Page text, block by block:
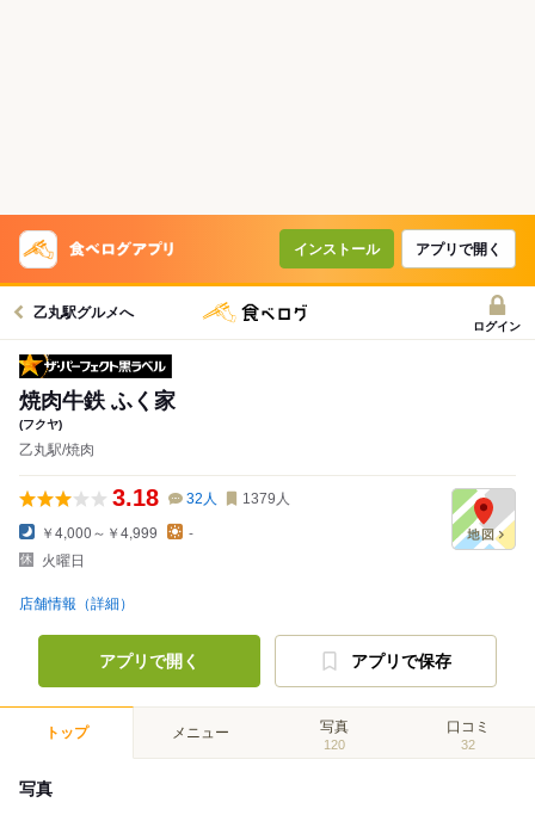
インストール アプリで開く
乙丸駅グルメへ
ログイン
焼肉牛鉄 ふく家
(フクヤ)
乙丸駅/焼肉
3.18 32 人 1379 人
￥4,000～￥4,999
-
火曜日
店舗情報（詳細）
アプリで開く アプリで保存
トップ メニュー 写真
120
口コミ
32
写真